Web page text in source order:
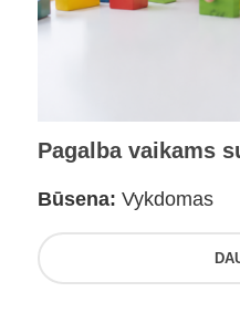
Pagalba vaikams
Būsena: Vykdomas